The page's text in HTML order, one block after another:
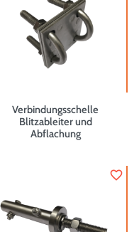
Verbindungsschelle
Blitzableiter und
Abflachung
favorite_border